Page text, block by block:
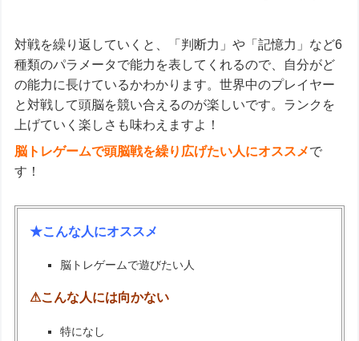
対戦を繰り返していくと、「判断力」や「記憶力」など6
種類のパラメータで能力を表してくれるので、自分がど
の能力に長けているかわかります。世界中のプレイヤー
と対戦して頭脳を競い合えるのが楽しいです。ランクを
上げていく楽しさも味わえますよ！
脳トレゲームで頭脳戦を繰り広げたい人にオススメで
す！
★こんな人にオススメ
脳トレゲームで遊びたい人
⚠こんな人には向かない
特になし